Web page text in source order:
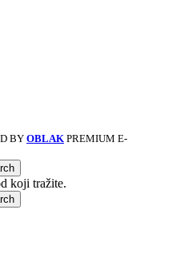
BY OBLAK PREMIUM E-
koji tražite.